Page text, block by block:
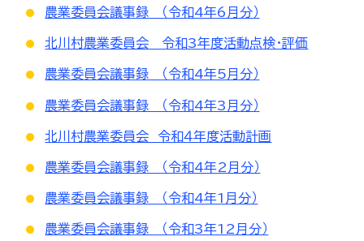
農業委員会議事録 （令和4年6月分）
北川村農業委員会 令和3年度活動点検・評価
農業委員会議事録 （令和4年5月分）
農業委員会議事録 （令和4年3月分）
北川村農業委員会 令和４年度活動計画
農業委員会議事録 （令和4年2月分）
農業委員会議事録 （令和4年1月分）
農業委員会議事録 （令和3年12月分）